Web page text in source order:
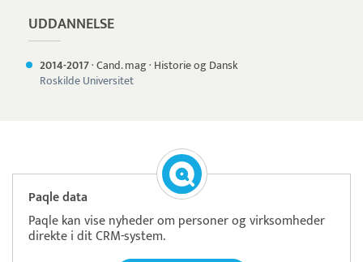
UDDANNELSE
2014-2017·Cand. mag· Historie og Dansk
Roskilde Universitet
Paqle data
Paqle kan vise nyheder om personer og virksomheder
direkte i dit CRM-system.